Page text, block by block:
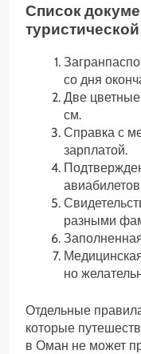
Список
со дня
Две
см.
Справка с
зарплатой.
разными
но
Отдельные
которые
в Оман не может